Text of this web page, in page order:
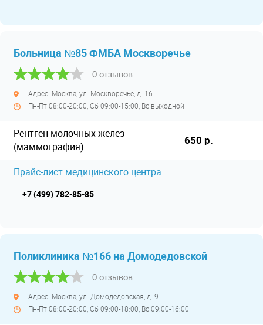
Больница №85 ФМБА Москворечье
0 отзывов
Адрес: Москва, ул. Москворечье, д. 16
Пн-Пт 08:00-20:00, Сб 09:00-15:00, Вс выходной
Рентген молочных желез
(маммография)
650 р.
Прайс-лист медицинского центра
+7 (499) 782-85-85
Поликлиника №166 на Домодедовской
0 отзывов
Адрес: Москва, ул. Домодедовская, д. 9
Пн-Пт 08:00-20:00, Сб 09:00-18:00, Вс 09:00-16:00